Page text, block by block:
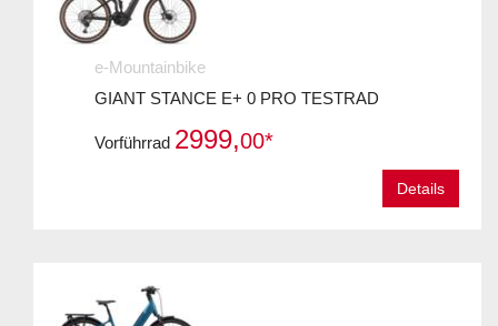
e-Mountainbike
GIANT STANCE E+ 0 PRO TESTRAD
Vorführrad 2999,00*
Details